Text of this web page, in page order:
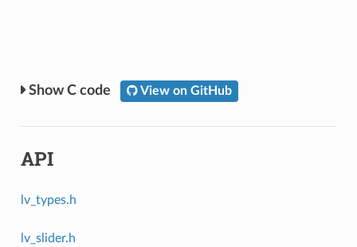
C code View on GitHub
API
lv_types.h
lv_slider.h